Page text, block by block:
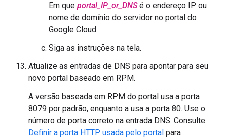
Em que portal_IP_or_DNSé o endereço IP ou
nome de domínio do servidor no portal do
Google Cloud.
Siga as instruções na tela.
Atualize as entradas de DNS para apontar para seu
novo portal baseado em RPM.
A versão baseada em RPM do portal usa a porta
8079 por padrão, enquanto a usa a porta 80. Use o
número de porta correto na entrada DNS. Consulte
Definir a porta HTTP usada pelo portal para